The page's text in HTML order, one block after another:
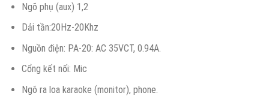
Ngõ phụ (aux) 1,2
Dải tần:20Hz-20Khz
Nguồn điện: PA-20: AC 35VCT, 0.94A.
Cổng kết nối: Mic
Ngõ ra loa karaoke (monitor), phone.